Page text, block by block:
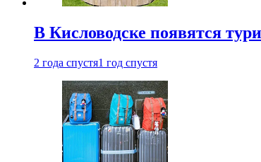
В Кисловодске появятся
2 года спустя1 год спустя